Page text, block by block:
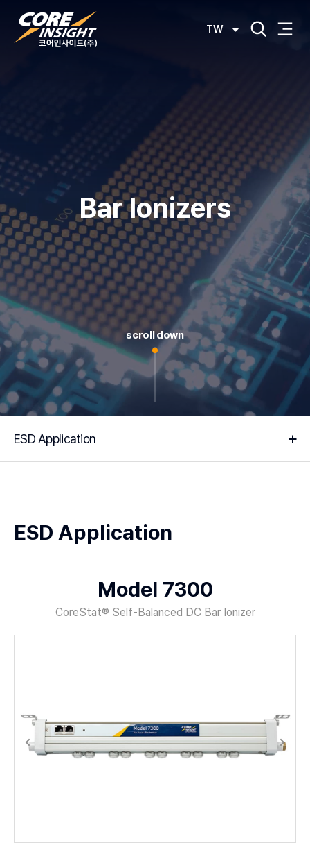
TW
Bar Ionizers
scroll down
ESD Application
ESD Application
Model 7300
CoreStat® Self-Balanced DC Bar Ionizer